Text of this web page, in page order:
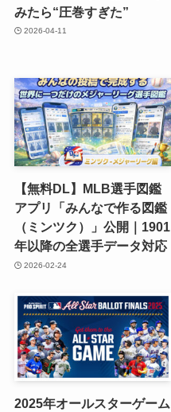
みたら“圧巻すぎた”
2026-04-11
【無料DL】MLB選手図鑑
アプリ「みんなで作る図鑑
（ミンツク）」公開｜1901
年以降の全選手データ対応
2026-02-24
2025年オールスターゲーム